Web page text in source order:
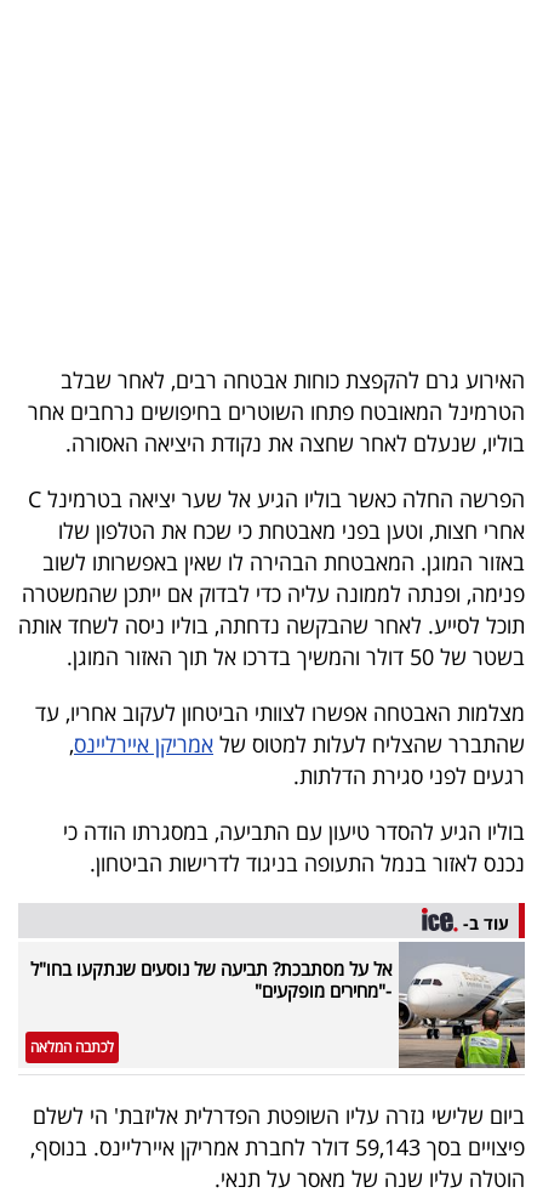
5
המילון
הכלכלי
פודקאסט
40
UNDER
שיתופי
פעולה
דרושים
ניוזלטרים
מייל
אדום
האירוע גרם להקפצת כוחות אבטחה רבים, לאחר שבלב
הטרמינל המאובטח פתחו השוטרים בחיפושים נרחבים אחר
בוליו, שנעלם לאחר שחצה את נקודת היציאה האסורה.
הפרשה החלה כאשר בוליו הגיע אל שער יציאה בטרמינל C
אחרי חצות, וטען בפני מאבטחת כי שכח את הטלפון שלו
באזור המוגן. המאבטחת הבהירה לו שאין באפשרותו לשוב
פנימה, ופנתה לממונה עליה כדי לבדוק אם ייתכן שהמשטרה
תוכל לסייע. לאחר שהבקשה נדחתה, בוליו ניסה לשחד אותה
בשטר של 50 דולר והמשיך בדרכו אל תוך האזור המוגן.
מצלמות האבטחה אפשרו לצוותי הביטחון לעקוב אחריו, עד
שהתברר שהצליח לעלות למטוס של אמריקן איירליינס,
רגעים לפני סגירת הדלתות.
בוליו הגיע להסדר טיעון עם התביעה, במסגרתו הודה כי
נכנס לאזור בנמל התעופה בניגוד לדרישות הביטחון.
עוד ב-
אל על מסתבכת? תביעה של נוסעים שנתקעו בחו"ל
-"מחירים מופקעים"
לכתבה המלאה
ביום שלישי גזרה עליו השופטת הפדרלית אליזבת' הי לשלם
פיצויים בסך 59,143 דולר לחברת אמריקן איירליינס. בנוסף,
הוטלה עליו שנה של מאסר על תנאי.